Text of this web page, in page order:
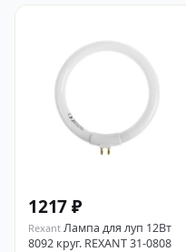
1217 ₽
Rexant Лампа для луп 12Вт
8092 круг. REXANT 31-0808